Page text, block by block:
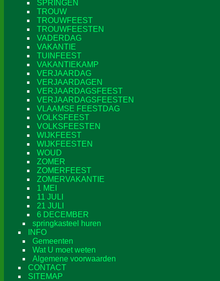
SPRINGEN
TROUW
TROUWFEEST
TROUWFEESTEN
VADERDAG
VAKANTIE
TUINFEEST
VAKANTIEKAMP
VERJAARDAG
VERJAARDAGEN
VERJAARDAGSFEEST
VERJAARDAGSFEESTEN
VLAAMSE FEESTDAG
VOLKSFEEST
VOLKSFEESTEN
WIJKFEEST
WIJKFEESTEN
WOUD
ZOMER
ZOMERFEEST
ZOMERVAKANTIE
1 MEI
11 JULI
21 JULI
6 DECEMBER
springkasteel huren
INFO
Gemeenten
Wat U moet weten
Algemene voorwaarden
CONTACT
SITEMAP